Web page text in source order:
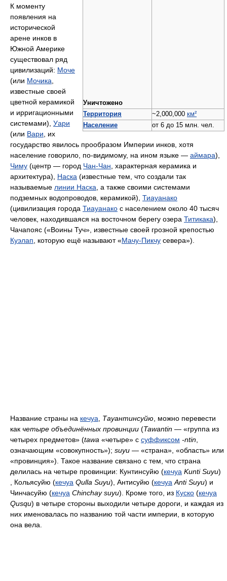
Уничтожено
Территория ~2,000,000 км²
Население
от 6 до 15 млн. чел.
К моменту
появления на
исторической
арене инков в
Южной Америке
существовал ряд
цивилизаций: Моче
(или Мочика
известные своей
цветной керамикой
и ирригационными
системами), Уари
(или Вари , их
государство явилось прообразом Империи инков, хотя
население говорило, по-видимому, на ином языке — аймара),
Чиму (центр — город Чан-Чан , характерная керамика и
архитектура), Наска (известные тем, что создали так
называемые линии Наска , а также своими системами
подземных водопроводов, керамикой), Тиауанако
(цивилизация города Тиауанако с населением около 40 тысяч
человек, находившаяся на восточном берегу озера Титикака),
Чачапояс («Воины Туч», известные своей грозной крепостью
Куэлап , которую ещё называют «Мачу-Пикчу севера»).
Название страны на кечуа Тауантинсуйю , можно перевести
как четыре объединённых провинции (Tawantin — «группа из
четырех предметов» (tawa «четыре» с суффиксом -ntin
означающим «совокупность»); suyu — «страна», «область» или
«провинция»). Такое название связано с тем, что страна
делилась на четыре провинции: Кунтинсуйю (кечуа Kunti Suyu)
, Кольясуйю (кечуа Qulla Suyu), Антисуйю (кечуа Anti Suyu) и
Чинчасуйю (кечуа Chinchay suyu). Кроме того, из Куско (кечуа
Qusqu) в четыре стороны выходили четыре дороги, и каждая из
них именовалась по названию той части империи, в которую
она вела.